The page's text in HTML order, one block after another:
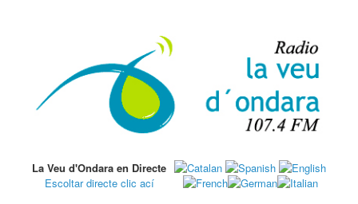
La Veu d'Ondara en Directe
Escoltar directe clic ací